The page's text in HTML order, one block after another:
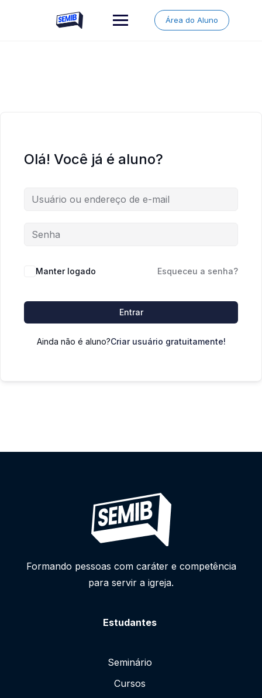
Área do Aluno
Olá! Você já é aluno?
Manter logado Esqueceu a senha?
Entrar
Ainda não é aluno?Criar usuário gratuitamente!
Formando pessoas com caráter e competência
para servir a igreja.
Estudantes
Seminário
Cursos